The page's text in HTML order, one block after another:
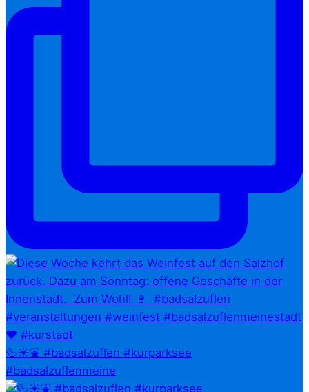
🦆☀️⛲ #badsalzuflen #kurparksee
#badsalzuflenmeine